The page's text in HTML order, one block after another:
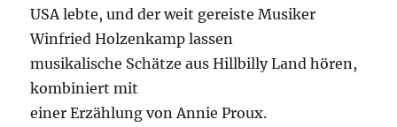
USA lebte, und der weit gereiste Musiker
Winfried Holzenkamp lassen
musikalische Schätze aus Hillbilly Land hören,
kombiniert mit
einer Erzählung von Annie Proux.